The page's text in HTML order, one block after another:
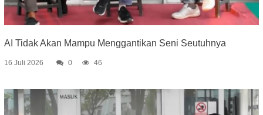
AI Tidak Akan Mampu Menggantikan Seni Seutuhnya
16 Juli 2026 0 46